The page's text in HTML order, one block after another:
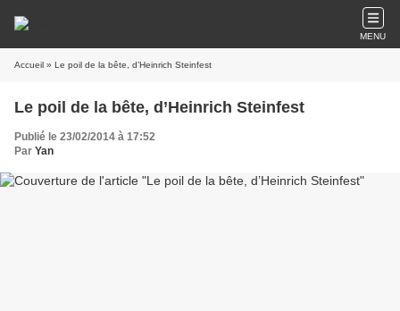
MENU
Accueil » Le poil de la bête, d’Heinrich Steinfest
Le poil de la bête, d’Heinrich Steinfest
Publié le 23/02/2014 à 17:52
Par Yan